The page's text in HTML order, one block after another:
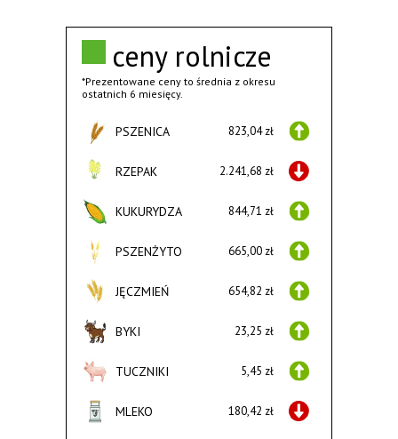
ceny rolnicze
*Prezentowane ceny to średnia z okresu
ostatnich 6 miesięcy.
PSZENICA 823,04 zł
RZEPAK 2.241,68 zł
KUKURYDZA 844,71 zł
PSZENŻYTO 665,00 zł
JĘCZMIEŃ 654,82 zł
BYKI 23,25 zł
TUCZNIKI 5,45 zł
MLEKO 180,42 zł